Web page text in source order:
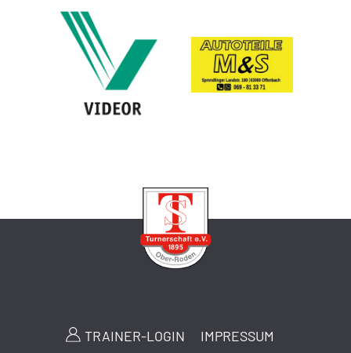
TRAINER-LOGIN IMPRESSUM